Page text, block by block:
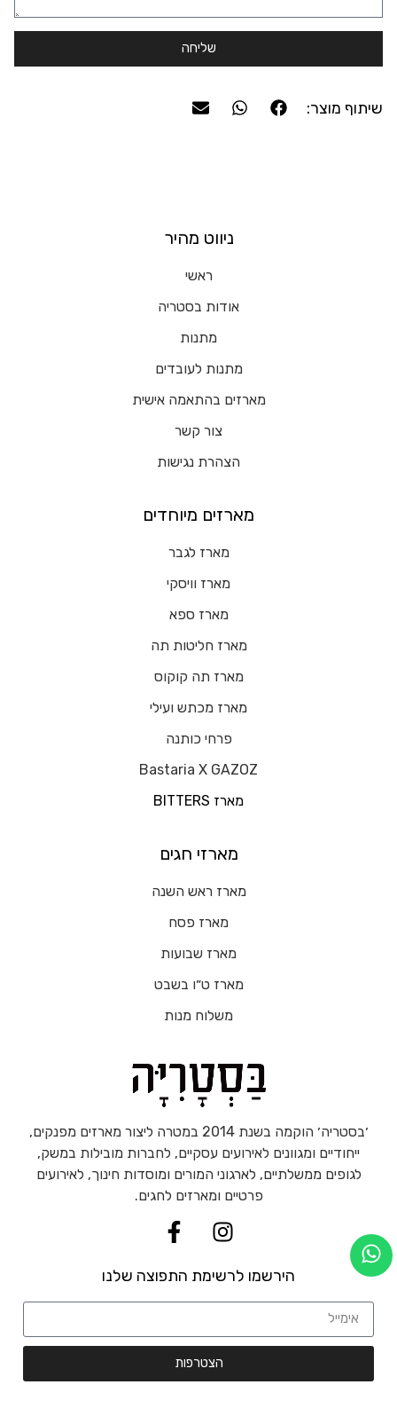
שליחה
שיתוף מוצר:
ניווט מהיר
ראשי
אודות בסטריה
מתנות
מתנות לעובדים
מארזים בהתאמה אישית
צור קשר
הצהרת נגישות
מארזים מיוחדים
מארז לגבר
מארז וויסקי
מארז ספא
מארז חליטות תה
מארז תה קוקוס
מארז מכתש ועילי
פרחי כותנה
Bastaria X GAZOZ
מארז BITTERS
מארזי חגים
מארז ראש השנה
מארז פסח
מארז שבועות
מארז ט״ו בשבט
משלוח מנות
׳בסטריה׳ הוקמה בשנת 2014 במטרה ליצור מארזים מפנקים,
ייחודיים ומגוונים לאירועים עסקיים, לחברות מובילות במשק,
לגופים ממשלתיים, לארגוני המורים ומוסדות חינוך, לאירועים
פרטיים ומארזים לחגים.
הירשמו לרשימת התפוצה שלנו
הצטרפות